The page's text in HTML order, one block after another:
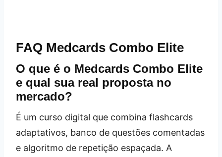
FAQ Medcards Combo Elite
O que é o Medcards Combo Elite
e qual sua real proposta no
mercado?
É um curso digital que combina flashcards
adaptativos, banco de questões comentadas
e algoritmo de repetição espaçada. A